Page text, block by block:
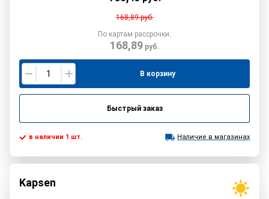
168,89руб.
По картам рассрочки:
168,89руб.
В корзину
Быстрый заказ
в наличии 1 шт. Наличие в магазинах
Kapsen